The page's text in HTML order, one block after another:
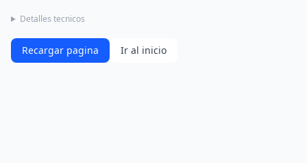
Detalles tecnicos
Recargar pagina Ir al inicio